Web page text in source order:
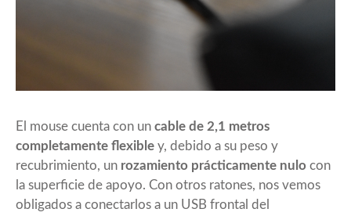
El mouse cuenta con un cable de 2,1 metros
completamente flexible y, debido a su peso y
recubrimiento, un rozamiento prácticamente nulo con
la superficie de apoyo. Con otros ratones, nos vemos
obligados a conectarlos a un USB frontal del